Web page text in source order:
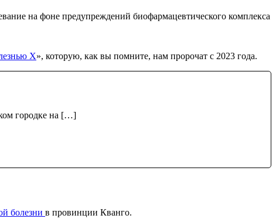
на фоне предупреждений биофармацевтического комплекса
X», которую, как вы помните, нам пророчат с 2023 года.
городке на […]
болезни в провинции Кванго.